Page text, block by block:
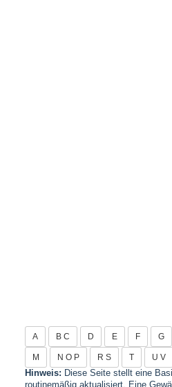
A B C D E F G
M N O P R S T U V
Hinweis: Diese Seite stellt eine
routinemäßig aktualisiert. Eine